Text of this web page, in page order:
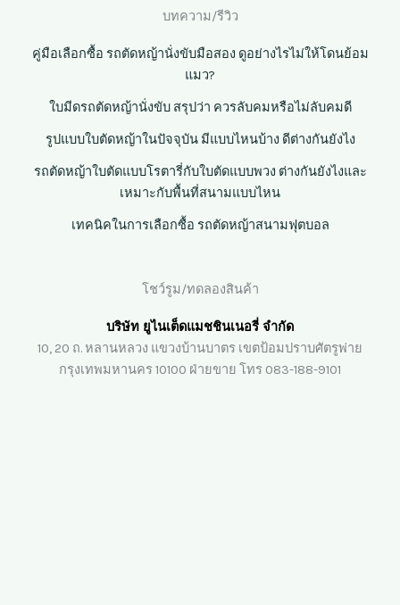
บทความ/รีวิว
คู่มือเลือกซื้อ รถตัดหญ้านั่งขับมือสอง ดูอย่างไรไม่ให้โดนย้อม
แมว?
ใบมีดรถตัดหญ้านั่งขับ สรุปว่า ควรลับคมหรือไม่ลับคมดี
รูปแบบใบตัดหญ้าในปัจจุบัน มีแบบไหนบ้าง ดีต่างกันยังไง
รถตัดหญ้าใบตัดแบบโรตารี่กับใบตัดแบบพวง ต่างกันยังไงและ
เหมาะกับพื้นที่สนามแบบไหน
เทคนิคในการเลือกซื้อ รถตัดหญ้าสนามฟุตบอล
โชว์รูม/ทดลองสินค้า
บริษัท ยูไนเต็ดแมชชินเนอรี่ จำกัด
10, 20 ถ. หลานหลวง แขวงบ้านบาตร เขตป้อมปราบศัตรูพ่าย
กรุงเทพมหานคร 10100 ฝ่ายขาย โทร 083-188-9101